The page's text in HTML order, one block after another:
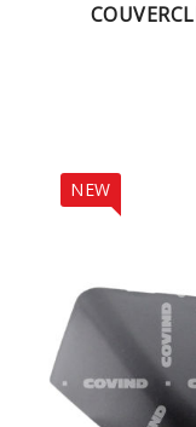
NEW